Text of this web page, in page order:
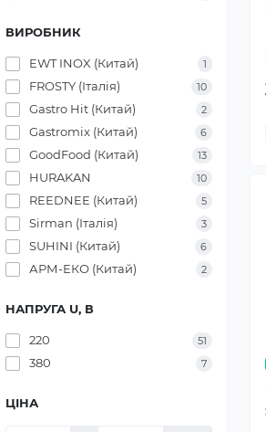
ВИРОБНИК
EWT INOX (Китай) 1
FROSTY (Італія) 10
Gastro Hit (Китай) 2
Gastromix (Китай) 6
GoodFood (Китай) 13
HURAKAN 10
REEDNEE (Китай) 5
Sirman (Італія) 3
SUHINI (Китай) 6
АРМ-ЕКО (Китай) 2
НАПРУГА U, В
220 51
380 7
ЦІНА